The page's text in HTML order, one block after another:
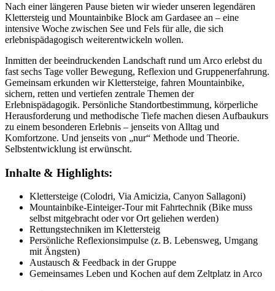
Nach einer längeren Pause bieten wir wieder unseren legendären
Klettersteig und Mountainbike Block am Gardasee an – eine
intensive Woche zwischen See und Fels für alle, die sich
erlebnispädagogisch weiterentwickeln wollen.
Inmitten der beeindruckenden Landschaft rund um Arco erlebst du
fast sechs Tage voller Bewegung, Reflexion und Gruppenerfahrung.
Gemeinsam erkunden wir Klettersteige, fahren Mountainbike,
sichern, retten und vertiefen zentrale Themen der
Erlebnispädagogik. Persönliche Standortbestimmung, körperliche
Herausforderung und methodische Tiefe machen diesen Aufbaukurs
zu einem besonderen Erlebnis – jenseits von Alltag und
Komfortzone. Und jenseits von „nur“ Methode und Theorie.
Selbstentwicklung ist erwünscht.
Inhalte & Highlights:
Klettersteige (Colodri, Via Amicizia, Canyon Sallagoni)
Mountainbike-Einteiger-Tour mit Fahrtechnik (Bike muss
selbst mitgebracht oder vor Ort geliehen werden)
Rettungstechniken im Klettersteig
Persönliche Reflexionsimpulse (z. B. Lebensweg, Umgang
mit Ängsten)
Austausch & Feedback in der Gruppe
Gemeinsames Leben und Kochen auf dem Zeltplatz in Arco